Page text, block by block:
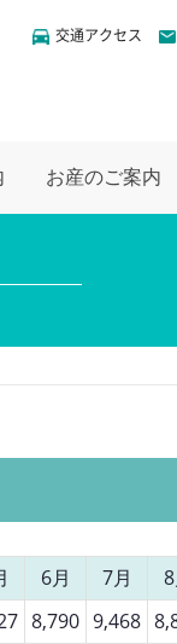
交通アクセス
お産のご案内
6月 7月
8,790 9,468